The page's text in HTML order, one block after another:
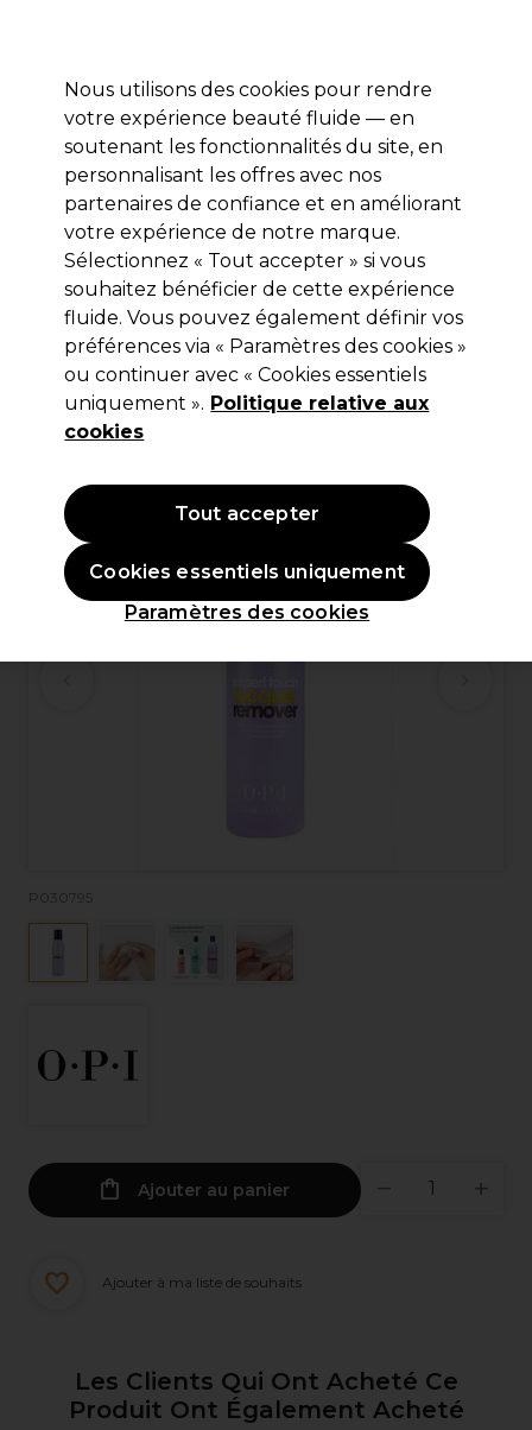
Se connecter
Marques Bons plans Coiffure Electro et Matériel
Livraison et délais
lire la suite
OPI Expert Touch dissolvant 110ml
)
5,60 €Hors TVA(TARIF PROFESSIONNEL)
6,72 €TVA incluse)
P030795
Ajouter au panier
Ajouter à ma liste de souhaits
Les Clients Qui Ont Acheté Ce
Produit Ont Également Acheté
Nous utilisons des cookies pour rendre
votre expérience beauté fluide — en
soutenant les fonctionnalités du site, en
personnalisant les offres avec nos
partenaires de confiance et en améliorant
votre expérience de notre marque.
Sélectionnez « Tout accepter » si vous
souhaitez bénéficier de cette expérience
fluide. Vous pouvez également définir vos
préférences via « Paramètres des cookies »
ou continuer avec « Cookies essentiels
uniquement ». Politique relative aux
cookies
Paramètres des cookies
Cookies essentiels uniquement
Tout accepter